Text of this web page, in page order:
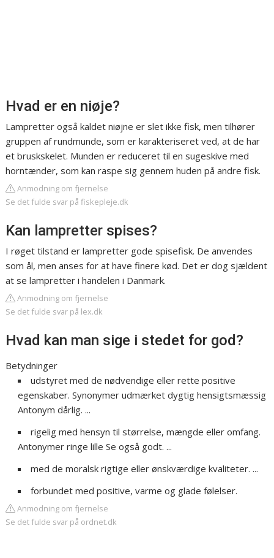
Hvad er en niøje?
Lampretter også kaldet niøjne er slet ikke fisk, men tilhører
gruppen af rundmunde, som er karakteriseret ved, at de har
et bruskskelet. Munden er reduceret til en sugeskive med
horntænder, som kan raspe sig gennem huden på andre fisk.
Anmodning om fjernelse
Se det fulde svar på fiskepleje.dk
Kan lampretter spises?
I røget tilstand er lampretter gode spisefisk. De anvendes
som ål, men anses for at have finere kød. Det er dog sjældent
at se lampretter i handelen i Danmark.
Anmodning om fjernelse
Se det fulde svar på lex.dk
Hvad kan man sige i stedet for god?
Betydninger
udstyret med de nødvendige eller rette positive
egenskaber. Synonymer udmærket dygtig hensigtsmæssig
Antonym dårlig. ...
rigelig med hensyn til størrelse, mængde eller omfang.
Antonymer ringe lille Se også godt. ...
med de moralsk rigtige eller ønskværdige kvaliteter. ...
forbundet med positive, varme og glade følelser.
Anmodning om fjernelse
Se det fulde svar på ordnet.dk